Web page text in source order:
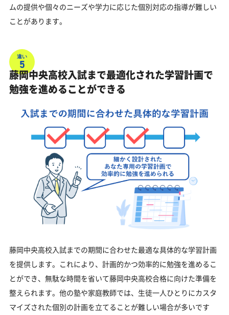
ムの提供や個々のニーズや学力に応じた個別対応の指導が難しい
ことがあります。
違い
5
藤岡中央高校入試まで最適化された学習計画で
勉強を進めることができる
藤岡中央高校入試までの期間に合わせた最適な具体的な学習計画
を提供します。これにより、計画的かつ効率的に勉強を進めるこ
とができ、無駄な時間を省いて藤岡中央高校合格に向けた準備を
整えられます。他の塾や家庭教師では、生徒一人ひとりにカスタ
マイズされた個別の計画を立てることが難しい場合が多いです